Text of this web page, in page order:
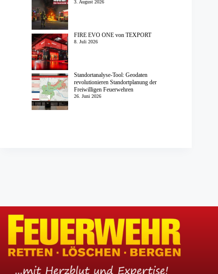
3. August 2026
FIRE EVO ONE von TEXPORT
8. Juli 2026
Standortanalyse-Tool: Geodaten
revolutionieren Standortplanung der
Freiwilligen Feuerwehren
26. Juni 2026